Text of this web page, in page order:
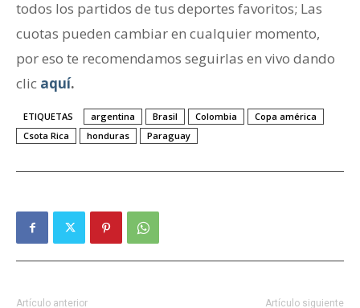
todos los partidos de tus deportes favoritos; Las
cuotas pueden cambiar en cualquier momento,
por eso te recomendamos seguirlas en vivo dando
clic aquí.
ETIQUETAS argentina Brasil Colombia
Copa américa
Csota Rica
honduras Paraguay
Artículo anterior Artículo siguiente